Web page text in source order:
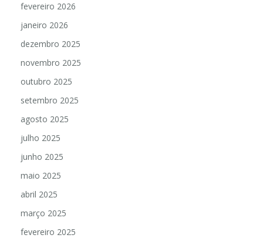
fevereiro 2026
janeiro 2026
dezembro 2025
novembro 2025
outubro 2025
setembro 2025
agosto 2025
julho 2025
junho 2025
maio 2025
abril 2025
março 2025
fevereiro 2025